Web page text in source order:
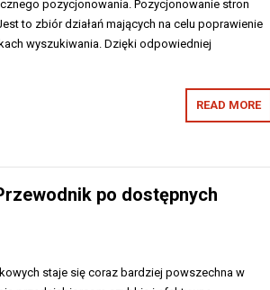
pozycjonowania. Pozycjonowanie stron
to zbiór działań mających na celu poprawienie
wyszukiwania. Dzięki odpowiedniej
READ MORE
po dostępnych
staje się coraz bardziej powszechna w